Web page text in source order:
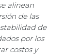
alinean
de las
de
por los
costos y